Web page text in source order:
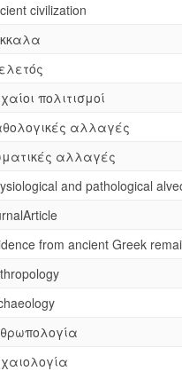
civilization
πολιτισμοί
αλλαγές
αλλαγές
and pathological
from ancient Greek